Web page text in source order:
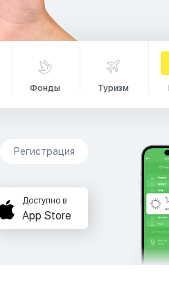
Фонды Туризм
Регистрация
Доступно в
App Store